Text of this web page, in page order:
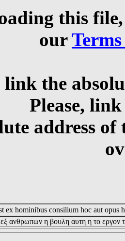
this
our
the
Please,
address
ex hominibus consilium hoc aut opus
ανθρωπων η βουλη αυτη η το εργον